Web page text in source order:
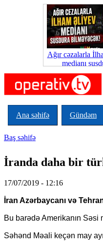
Skip to main content
Ağır cəzalarla
medianı
Ana səhifə Gündəm
Baş səhifə
İranda daha bir
17/07/2019 - 12:16
İran Azərbaycanı və
Bu barədə Amerikanın Səsi
Səhənd Məali keçən may